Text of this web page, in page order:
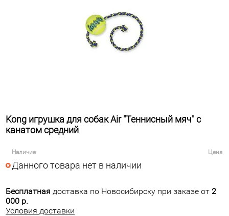
Kong игрушка для собак Air "Теннисный мяч" с
канатом средний
Наличие Цена
Данного товара нет в наличии
Бесплатная доставка по Новосибирску при заказе от 2
000 р.
Условия доставки